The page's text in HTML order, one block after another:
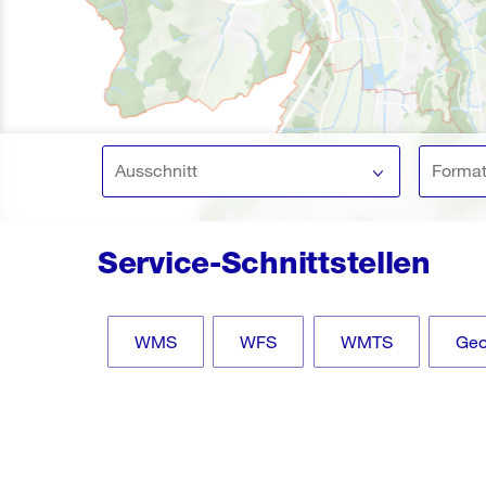
Ausschnitt Format
Service-Schnittstellen
WMS WFS WMTS